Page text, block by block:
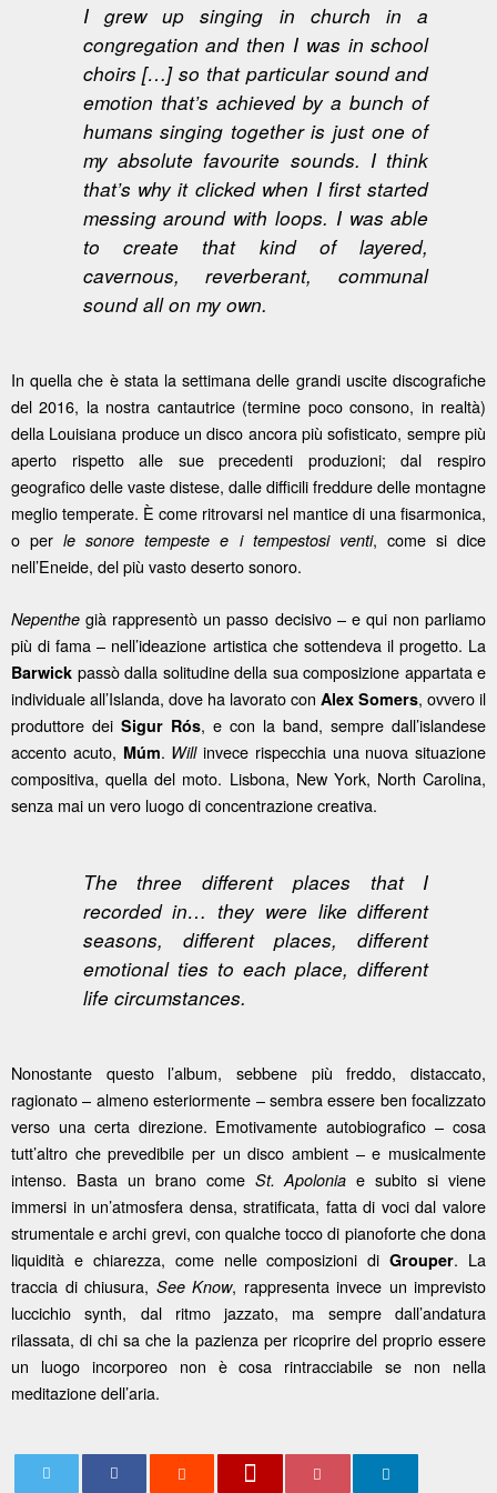
I grew up singing in church in a
congregation and then I was in school
choirs […] so that particular sound and
emotion that’s achieved by a bunch of
humans singing together is just one of
my absolute favourite sounds. I think
that’s why it clicked when I first started
messing around with loops. I was able
to create that kind of layered,
cavernous, reverberant, communal
sound all on my own.
In quella che è stata la settimana delle grandi uscite discografiche
del 2016, la nostra cantautrice (termine poco consono, in realtà)
della Louisiana produce un disco ancora più sofisticato, sempre più
aperto rispetto alle sue precedenti produzioni; dal respiro
geografico delle vaste distese, dalle difficili freddure delle montagne
meglio temperate. È come ritrovarsi nel mantice di una fisarmonica,
o perle sonore tempeste e i tempestosi venti, come si dice
nell’Eneide, del più vasto deserto sonoro.
Nepenthe già rappresentò un passo decisivo – e qui non parliamo
più di fama – nell’ideazione artistica che sottendeva il progetto. La
Barwick passò dalla solitudine della sua composizione appartata e
individuale all’Islanda, dove ha lavorato con Alex Somers, ovvero il
produttore dei Sigur Rós, e con la band, sempre dall’islandese
accento acuto, Múm. Willinvece rispecchia una nuova situazione
compositiva, quella del moto. Lisbona, New York, North Carolina,
senza mai un vero luogo di concentrazione creativa.
The three different places that I
recorded in… they were like different
seasons, different places, different
emotional ties to each place, different
life circumstances.
Nonostante questo l’album, sebbene più freddo, distaccato,
ragionato – almeno esteriormente – sembra essere ben focalizzato
verso una certa direzione. Emotivamente autobiografico – cosa
tutt’altro che prevedibile per un disco ambient – e musicalmente
intenso. Basta un brano come St. Apoloniae subito si viene
immersi in un’atmosfera densa, stratificata, fatta di voci dal valore
strumentale e archi grevi, con qualche tocco di pianoforte che dona
liquidità e chiarezza, come nelle composizioni diGrouper. La
traccia di chiusura, See Know, rappresenta invece un imprevisto
luccichio synth, dal ritmo jazzato, ma sempre dall’andatura
rilassata, di chi sa che la pazienza per ricoprire del proprio essere
un luogo incorporeo non è cosa rintracciabile se non nella
meditazione dell’aria.